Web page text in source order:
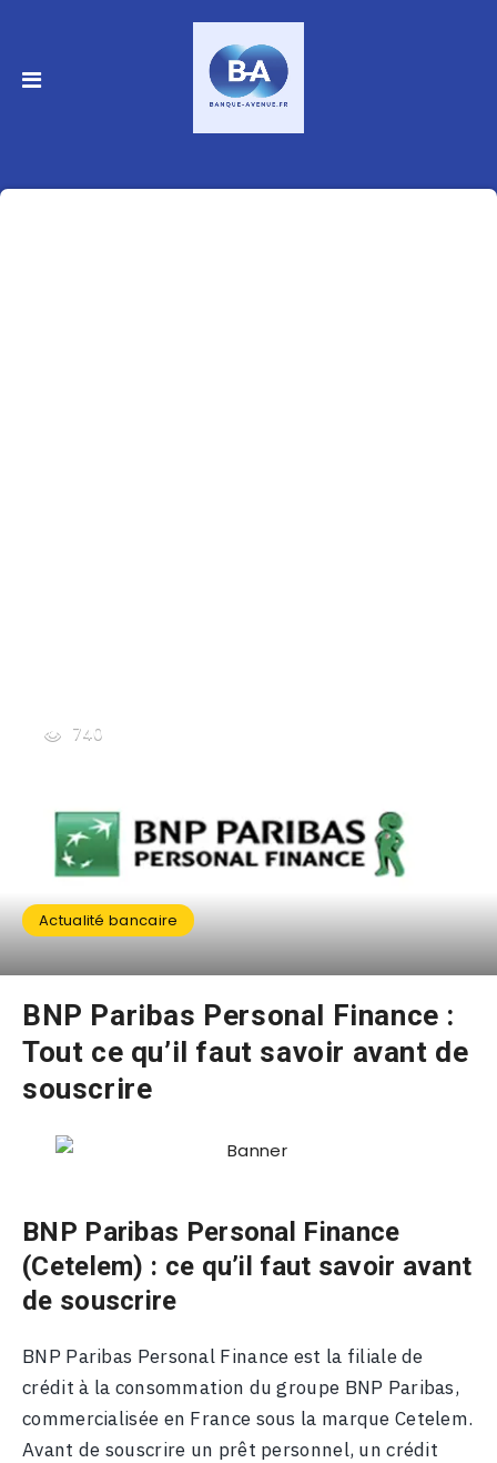
740
Actualité bancaire
BNP Paribas Personal Finance :
Tout ce qu’il faut savoir avant de
souscrire
BNP Paribas Personal Finance
(Cetelem) : ce qu’il faut savoir avant
de souscrire
BNP Paribas Personal Finance est la filiale de
crédit à la consommation du groupe BNP Paribas,
commercialisée en France sous la marque Cetelem.
Avant de souscrire un prêt personnel, un crédit